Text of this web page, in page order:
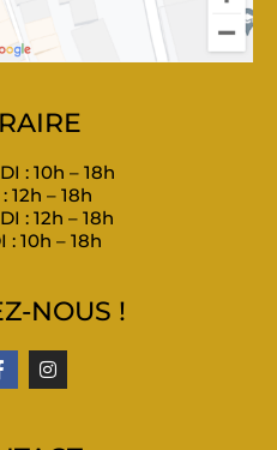
: 10h – 18h
12h – 18h
: 12h – 18h
: 10h – 18h
NOUS !